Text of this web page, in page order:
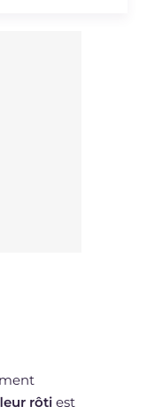
rôtiest